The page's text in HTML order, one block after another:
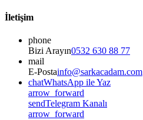
İletişim
phone
Bizi Arayın0532 630 88 77
mail
E-Postainfo@sarkacadam.com
chatWhatsApp ile Yaz
arrow_forward
sendTelegram Kanalı
arrow_forward